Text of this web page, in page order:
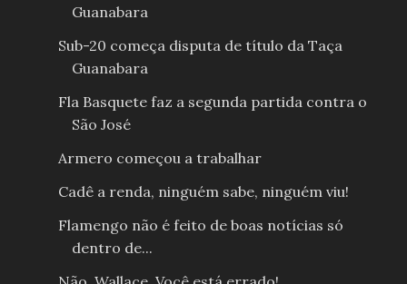
Guanabara
Sub-20 começa disputa de título da Taça
Guanabara
Fla Basquete faz a segunda partida contra o
São José
Armero começou a trabalhar
Cadê a renda, ninguém sabe, ninguém viu!
Flamengo não é feito de boas notícias só
dentro de...